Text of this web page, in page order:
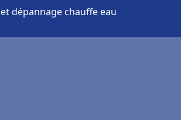
dépannage chauffe eau